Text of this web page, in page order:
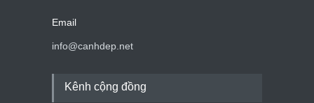
Email
info@canhdep.net
Kênh cộng đồng